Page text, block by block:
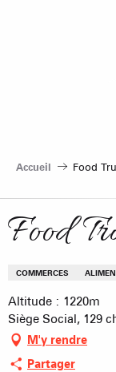
Accueil Food
Food
COMMERCES
Altitude : 1220m
Siège Social, 129
M'y rendre
Partager